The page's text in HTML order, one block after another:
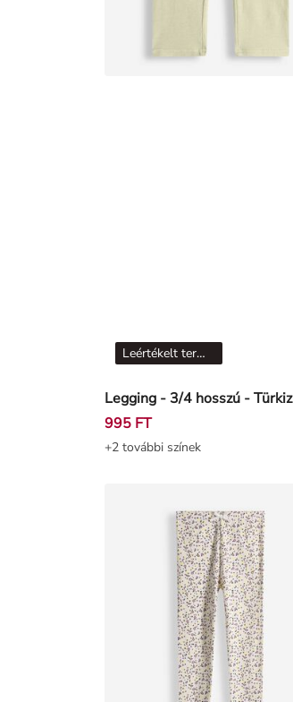
Legging - 3/4 hosszú - Türkiz
Leértékelt termékek
995 FT
+2 további színek